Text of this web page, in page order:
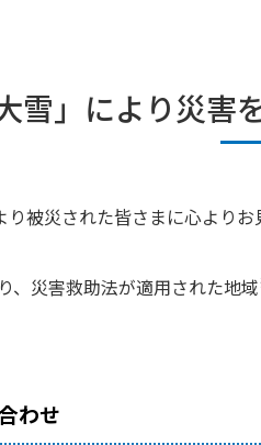
雪」により災害
被災された皆さまに心よりお
、災害救助法が適用された地域
わせ